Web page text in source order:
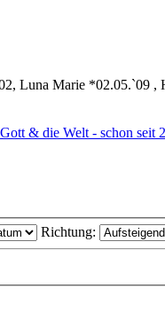
Luna Marie *02.05.`09
& die Welt - schon
Richtung: